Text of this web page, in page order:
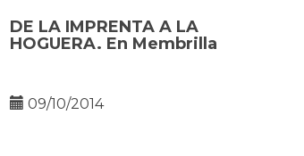
DE LA IMPRENTA A LA
HOGUERA. En Membrilla
09/10/2014